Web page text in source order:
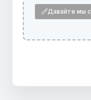
Давайте мы